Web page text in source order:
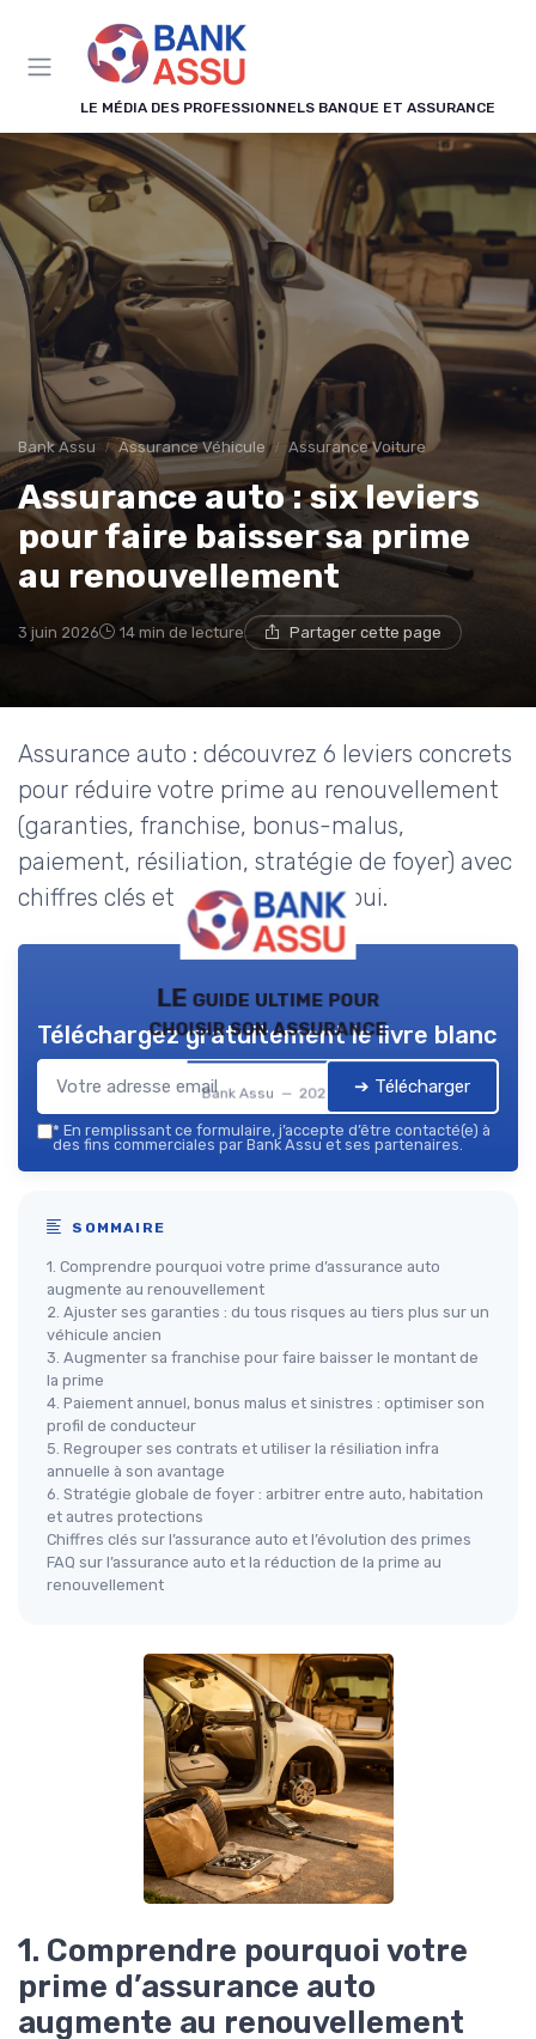
LE MÉDIA DES PROFESSIONNELS BANQUE ET ASSURANCE
Bank Assu Assurance Véhicule Assurance Voiture
Assurance auto : six leviers
pour faire baisser sa prime
au renouvellement
3 juin 2026 14 min de lecture Partager cette page
Assurance auto : découvrez 6 leviers concrets
pour réduire votre prime au renouvellement
(garanties, franchise, bonus-malus,
paiement, résiliation, stratégie de foyer) avec
chiffres clés et exemples à l’appui.
LE guide ultime pour
choisir son assurance
Bank Assu — 2026
Téléchargez gratuitement le livre blanc
➔ Télécharger
* En remplissant ce formulaire, j’accepte d’être contacté(e) à
des fins commerciales par Bank Assu et ses partenaires.
SOMMAIRE
1. Comprendre pourquoi votre prime d’assurance auto
augmente au renouvellement
2. Ajuster ses garanties : du tous risques au tiers plus sur un
véhicule ancien
3. Augmenter sa franchise pour faire baisser le montant de
la prime
4. Paiement annuel, bonus malus et sinistres : optimiser son
profil de conducteur
5. Regrouper ses contrats et utiliser la résiliation infra
annuelle à son avantage
6. Stratégie globale de foyer : arbitrer entre auto, habitation
et autres protections
Chiffres clés sur l’assurance auto et l’évolution des primes
FAQ sur l’assurance auto et la réduction de la prime au
renouvellement
1. Comprendre pourquoi votre
prime d’assurance auto
augmente au renouvellement